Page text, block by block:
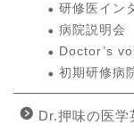
研修医イン
病院説明会
Doctor’s
初期研修病
Dr.押味の医学